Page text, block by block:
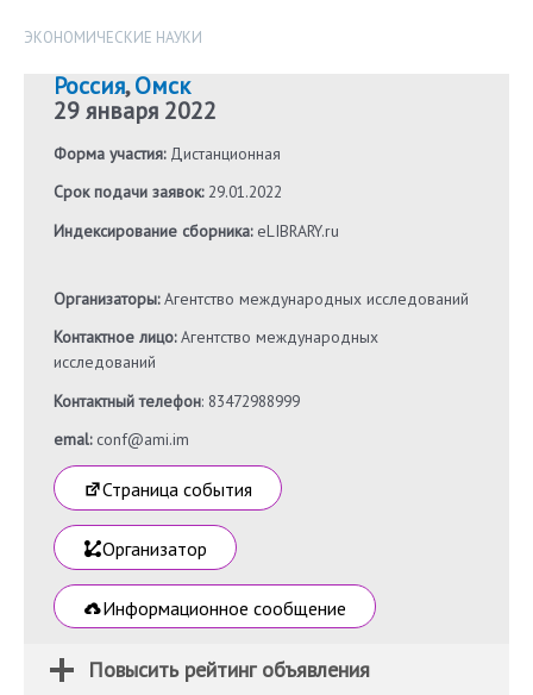
ЭКОНОМИЧЕСКИЕ НАУКИ
Россия,Омск
29 января 2022
Форма участия:Дистанционная
Срок подачи заявок:29.01.2022
Индексирование сборника:eLIBRARY.ru
Организаторы:Агентство международных исследований
Контактное лицо:Агентство международных
исследований
Контактный телефон: 83472988999
emal: conf@ami.im
Страница события
Организатор
Информационное сообщение
Повысить рейтинг объявления